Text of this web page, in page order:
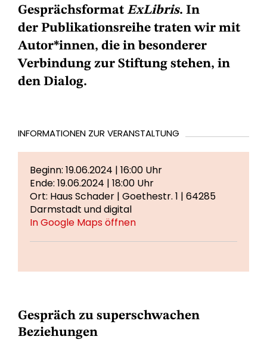
GesprächsformatExLibris. In
der Publikationsreihe traten wir mit
Autor*innen, die in besonderer
Verbindung zur Stiftung stehen, in
den Dialog.
INFORMATIONEN ZUR VERANSTALTUNG
Beginn: 19.06.2024 | 16:00 Uhr
Ende: 19.06.2024 | 18:00 Uhr
Ort: Haus Schader | Goethestr. 1 | 64285
Darmstadt und digital
In Google Maps öffnen
Gespräch zu superschwachen
Beziehungen